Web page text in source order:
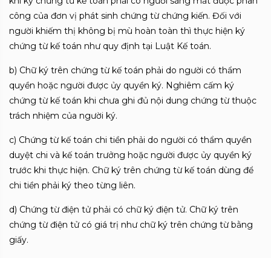
công của đơn vị phát sinh chứng từ chứng kiến. Đối với
người khiếm thị không bị mù hoàn toàn thì thực hiện ký
chứng từ kế toán như quy định tại Luật Kế toán.
b) Chữ ký trên chứng từ kế toán phải do người có thẩm
quyền hoặc người được ủy quyền ký. Nghiêm cấm ký
chứng từ kế toán khi chưa ghi đủ nội dung chứng từ thuộc
trách nhiệm của người ký.
c) Chứng từ kế toán chi tiền phải do người có thẩm quyền
duyệt chi và kế toán trưởng hoặc người được ủy quyền ký
trước khi thực hiện. Chữ ký trên chứng từ kế toán dùng để
chi tiền phải ký theo từng liên.
d) Chứng từ điện tử phải có chữ ký điện tử. Chữ ký trên
chứng từ điện tử có giá trị như chữ ký trên chứng từ bằng
giấy.